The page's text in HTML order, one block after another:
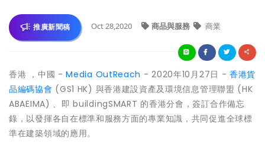
推廣新聞稿 Oct 28,2020 商品與服務 商業
香港 ，中國 -Media OutReach - 2020年10月27日 -香港貨
品編碼協會 (GS1 HK) 與香港建設資產及環境信息管理聯盟 (HK
ABAEIMA) 、即 buildingSMART 的香港分會，簽訂合作備忘
錄，以發揮各自在標準和服務方面的專業知識，共同促進全球標
準在建築領域的應用。